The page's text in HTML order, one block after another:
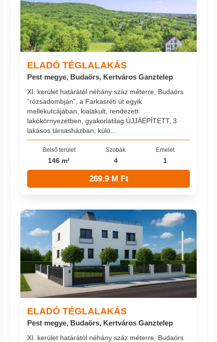
ELADÓ TÉGLALAKÁS
Pest megye, Budaörs, Kertváros Ganztelep
XI. kerület határától néhány száz méterre, Budaörs
“rózsadombján”, a Farkasréti út egyik
mellékutcájában, kialakult, rendezett
lakókörnyezetben, gyakorlatilag ÚJJÁÉPÍTETT, 3
lakásos társasházban, külö...
Belső terület
146 m²
Szobák
4
Emelet
1
269.9 M Ft
ELADÓ TÉGLALAKÁS
Pest megye, Budaörs, Kertváros Ganztelep
XI. kerület határától néhány száz méterre, Budaörs